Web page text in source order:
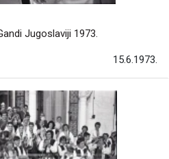
Jugoslaviji 1973.
15.6.1973.